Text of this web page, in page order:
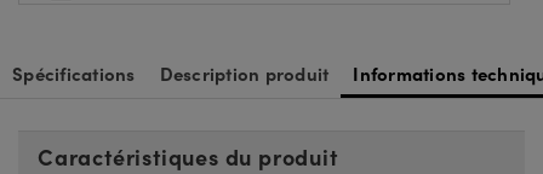
Spécifications Description produit Informations
Caractéristiques du produit